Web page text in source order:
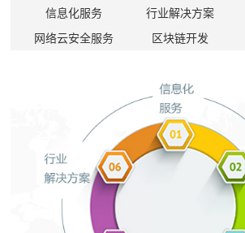
信息化服务 行业解决方案
网络云安全服务 区块链开发